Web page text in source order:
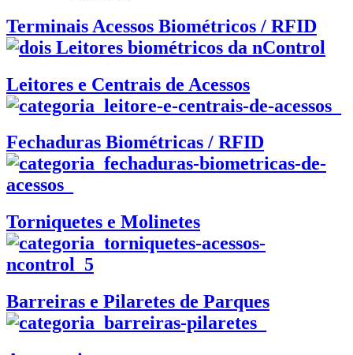
Terminais Acessos Biométricos / RFID
Leitores e Centrais de Acessos
Fechaduras Biométricas / RFID
Torniquetes e Molinetes
Barreiras e Pilaretes de Parques